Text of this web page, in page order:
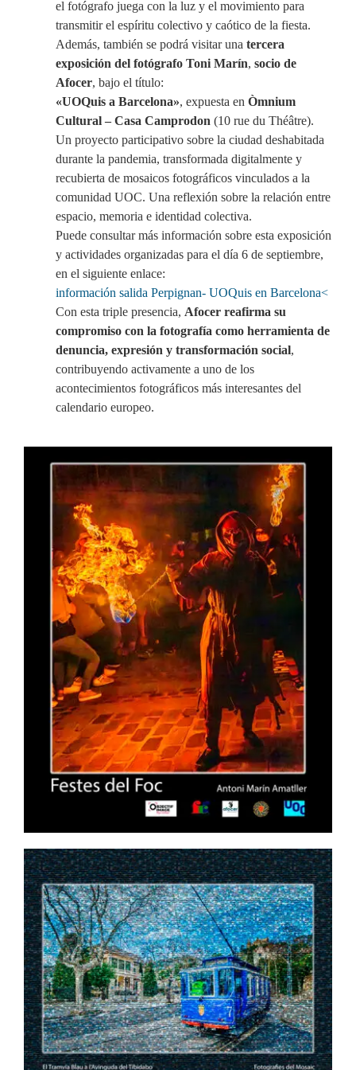
el fotógrafo juega con la luz y el movimiento para
transmitir el espíritu colectivo y caótico de la fiesta.
Además, también se podrá visitar una tercera
exposición del fotógrafo Toni Marín, socio de
Afocer, bajo el título:
«UOQuis a Barcelona», expuesta en Òmnium
Cultural – Casa Camprodon (10 rue du Théâtre).
Un proyecto participativo sobre la ciudad deshabitada
durante la pandemia, transformada digitalmente y
recubierta de mosaicos fotográficos vinculados a la
comunidad UOC. Una reflexión sobre la relación entre
espacio, memoria e identidad colectiva.
Puede consultar más información sobre esta exposición
y actividades organizadas para el día 6 de septiembre,
en el siguiente enlace:
información salida Perpignan- UOQuis en Barcelona<
Con esta triple presencia, Afocer reafirma su
compromiso con la fotografía como herramienta de
denuncia, expresión y transformación social,
contribuyendo activamente a uno de los
acontecimientos fotográficos más interesantes del
calendario europeo.